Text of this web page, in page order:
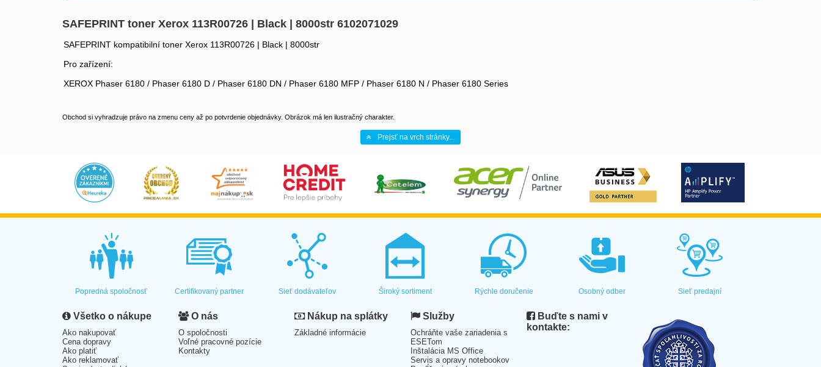
SAFEPRINT toner Xerox 113R00726 | Black | 8000str 6102071029
SAFEPRINT kompatibilní toner Xerox 113R00726 | Black | 8000str
Pro zařízení:
XEROX Phaser 6180 / Phaser 6180 D / Phaser 6180 DN / Phaser 6180 MFP / Phaser 6180 N / Phaser 6180 Series
Obchod si vyhradzuje právo na zmenu ceny až po potvrdenie objednávky. Obrázok má len ilustračný charakter.
Prejsť na vrch stránky...
Popredná spoločnosť Certifikovaný partner Sieť dodávateľov Široký sortiment Rýchle doručenie Osobný odber Sieť predajní
Všetko o nákupe
Ako nakupovať
Cena dopravy
Ako platiť
Ako reklamovať
O nás
O spoločnosti
Voľné pracovné pozície
Kontakty
Nákup na splátky
Základné informácie
Služby
Ochráňte vaše zariadenia s
ESETom
Inštalácia MS Office
Servis a opravy notebookov
Buďte s nami v
kontakte: